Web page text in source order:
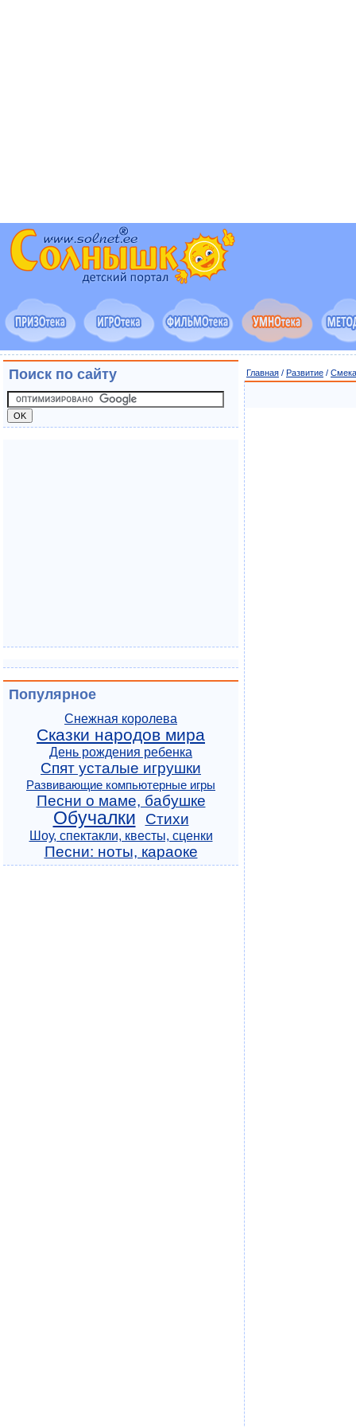
Главная / Развитие /
Поиск по сайту
Популярное
Снежная королева
Сказки народов мира
День рождения ребенка
Спят усталые игрушки
Развивающие компьютерные игры
Песни о маме, бабушке
Обучалки Стихи
Шоу, спектакли, квесты, сценки
Песни: ноты, караоке